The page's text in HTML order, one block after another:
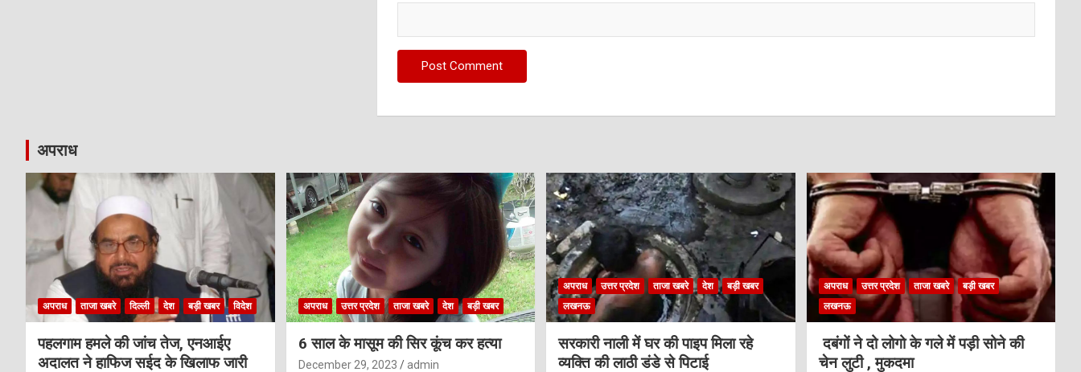
अपराध
अपराध ताजा खबरे दिल्ली देश बड़ी खबर विदेश
पहलगाम हमले की जांच तेज, एनआईए
अदालत ने हाफिज सईद के खिलाफ जारी
अपराध उत्तर प्रदेश ताजा खबरे देश बड़ी खबर
6 साल के मासूम की सिर कूंच कर हत्या
December 29, 2023 admin
अपराध उत्तर प्रदेश ताजा खबरे देश
बड़ी खबर
लखनऊ
सरकारी नाली में घर की पाइप मिला रहे
व्यक्ति की लाठी डंडे से पिटाई
अपराध उत्तर प्रदेश ताजा खबरे
बड़ी खबर
लखनऊ
दबंगों ने दो लोगो के गले में पड़ी सोने की
चेन लुटी , मुकदमा